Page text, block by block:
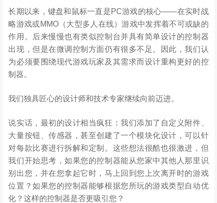
长期以来，键盘和鼠标一直是PC游戏的核心——在实时战
略游戏或MMO（大型多人在线）游戏中发挥着不可或缺的
作用。后来慢慢也有类似控制台并具有简单设计的控制器
出现，但是在微调控制方面仍有很多不足。因此，我们认
为必须要围绕现代游戏玩家及其需求而设计重构更好的控
制器。
我们独具匠心的设计师和技术专家继续向前迈进。
说实话，最初的设计相当疯狂：我们添加了自定义附件、
大量按钮、传感器，甚至创建了一个模块化设计，可以针
对每款比赛进行拆解和定制。这些想法很酷也很激进，但
我们开始思考，如果您的控制器能从您家中其他人那里识
别出您，并在您拿起它时，马上回到您上次离开时的游戏
位置？如果您的控制器能够根据您所玩的游戏类型自动优
化？这样的控制器是否更吸引您？